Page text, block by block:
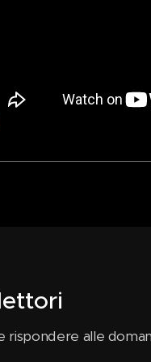
rispondere alle